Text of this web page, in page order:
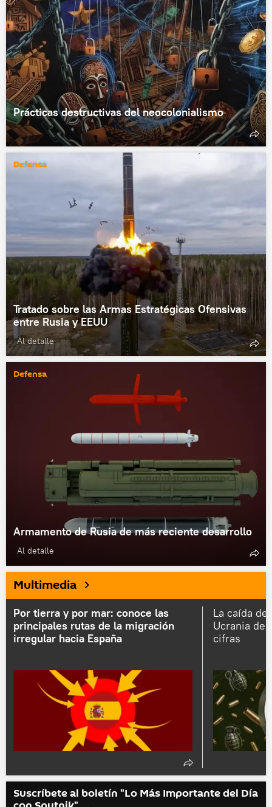
Prácticas destructivas del neocolonialismo
Defensa
Tratado sobre las Armas Estratégicas Ofensivas
entre Rusia y EEUU
Al detalle
Defensa
Armamento de Rusia de más reciente desarrollo
Al detalle
Multimedia
Por tierra y por mar: conoce las
principales rutas de la migración
irregular hacia España
La caída
Ucrania
cifras
Suscríbete al boletín "Lo Más Importante del Día